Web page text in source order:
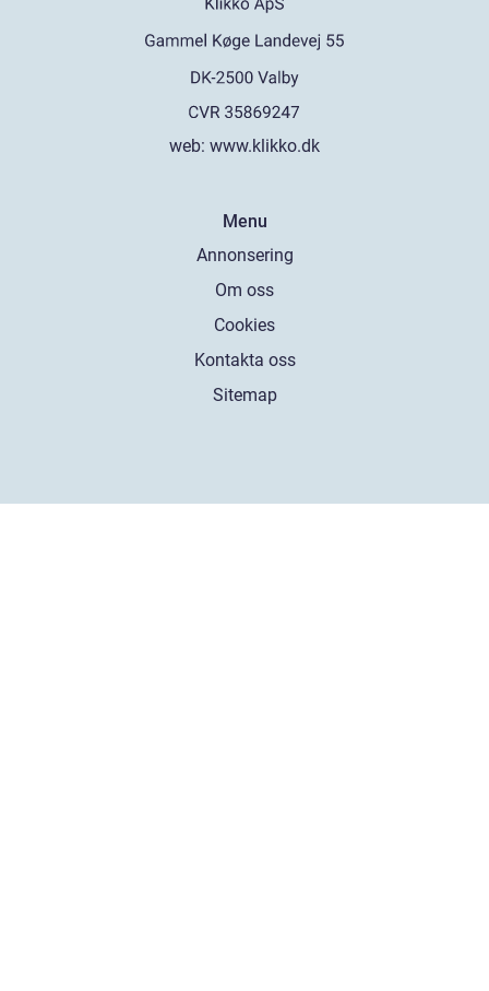
web: www.klikko.dk
Menu
Annonsering
Om oss
Cookies
Kontakta oss
Sitemap